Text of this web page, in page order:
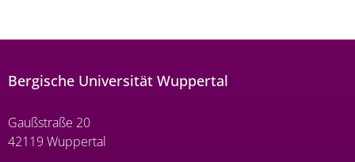
Bergische Universität Wuppertal
Gaußstraße 20
42119 Wuppertal